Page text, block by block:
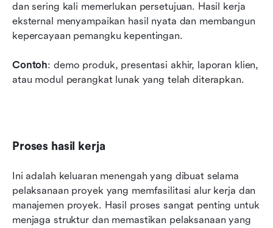
dan sering kali memerlukan persetujuan. Hasil kerja
eksternal menyampaikan hasil nyata dan membangun
kepercayaan pemangku kepentingan.
Contoh: demo produk, presentasi akhir, laporan klien,
atau modul perangkat lunak yang telah diterapkan.
Proses hasil kerja
Ini adalah keluaran menengah yang dibuat selama
pelaksanaan proyek yang memfasilitasi alur kerja dan
manajemen proyek. Hasil proses sangat penting untuk
menjaga struktur dan memastikan pelaksanaan yang